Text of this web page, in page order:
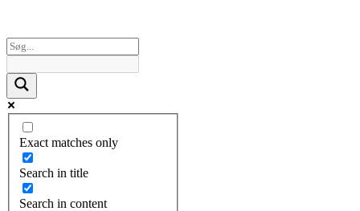
Exact matches only
Search in title
Search in content